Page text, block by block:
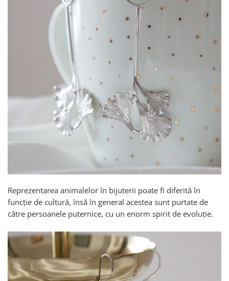
Reprezentarea animalelor în bijuterii poate fi diferită în
funcție de cultură, însă în general acestea sunt purtate de
către persoanele puternice, cu un enorm spirit de evoluție.